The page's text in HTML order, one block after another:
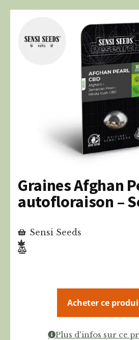
Graines Afghan
autofloraison –
Sensi Seeds
Acheter ce
Plus d'infos sur ce